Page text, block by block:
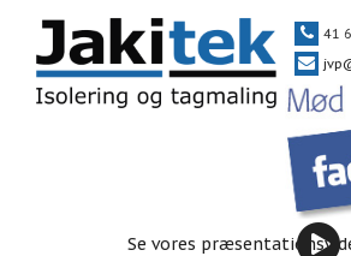
41
Se vores